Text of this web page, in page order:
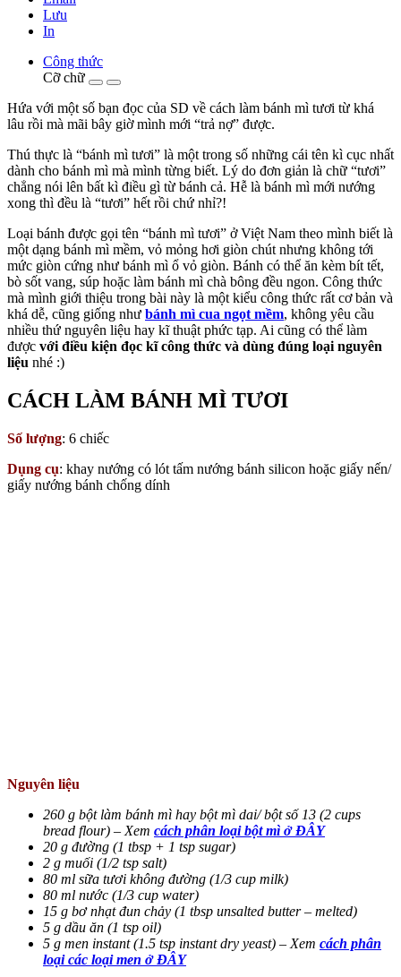
Lưu
In
Công thức
Cỡ chữ
Hứa với một số bạn đọc của SD về cách làm bánh mì tươi từ khá
lâu rồi mà mãi bây giờ mình mới “trả nợ” được.
Thú thực là “bánh mì tươi” là một trong số những cái tên kì cục nhất
dành cho bánh mì mà mình từng biết. Lý do đơn giản là chữ “tươi”
chẳng nói lên bất kì điều gì từ bánh cả. Hễ là bánh mì mới nướng
xong thì đều là “tươi” hết rồi chứ nhỉ?!
Loại bánh được gọi tên “bánh mì tươi” ở Việt Nam theo mình biết là
một dạng bánh mì mềm, vỏ mỏng hơi giòn chút nhưng không tới
mức giòn cứng như bánh mì ổ vỏ giòn. Bánh có thể ăn kèm bít tết,
bò sốt vang, súp hoặc làm bánh mì chà bông đều ngon. Công thức
mà mình giới thiệu trong bài này là một kiểu công thức rất cơ bản và
khá dễ, cũng giống như bánh mì cua ngọt mềm, không yêu cầu
nhiều thứ nguyên liệu hay kĩ thuật phức tạp. Ai cũng có thể làm
được với điều kiện đọc kĩ công thức và dùng đúng loại nguyên
liệu nhé :)
CÁCH LÀM BÁNH MÌ TƯƠI
Số lượng: 6 chiếc
Dụng cụ: khay nướng có lót tấm nướng bánh silicon hoặc giấy nến/
giấy nướng bánh chống dính
Nguyên liệu
260 g bột làm bánh mì hay bột mì dai/ bột số 13 (2 cups
bread flour) – Xem cách phân loại bột mì ở ĐÂY
20 g đường (1 tbsp + 1 tsp sugar)
2 g muối (1/2 tsp salt)
80 ml sữa tươi không đường (1/3 cup milk)
80 ml nước (1/3 cup water)
15 g bơ nhạt đun chảy (1 tbsp unsalted butter – melted)
5 g dầu ăn (1 tsp oil)
5 g men instant (1.5 tsp instant dry yeast) – Xem cách phân
loại các loại men ở ĐÂY